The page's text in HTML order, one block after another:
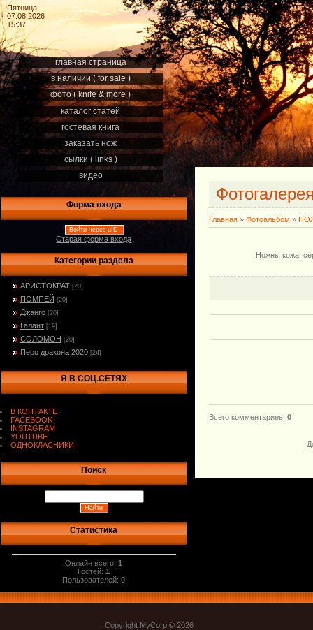
Пятница
07.08.2026
15:37
главная страница
в наличии ( for sale )
фото ( knife & more )
каталог статей
гостевая книга
заказать нож
сылки ( links )
видео
Форма входа
Войти через uID
Старая форма входа
Категории раздела
АРИСТОКРАТ [20]
ПОМПЕЙ [20]
Джанго [20]
Галант [19]
СОЛОМОН [20]
Перо дракона 2020 [24]
Я В СОЦ.СЕТЯХ
В КОНТАКТЕ
FACEBOOK
INSTAGRAM
YOUTUBE
ОДНОКЛАСНИКИ
Поиск
Статистика
Онлайн всего:1
Гостей:1
Пользователей:0
Главная » Фотоальбом »
Ножны кожа,
Всего комментариев: 0
Copyright MyCorp © 2026